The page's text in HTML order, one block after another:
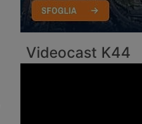
Videocast K44